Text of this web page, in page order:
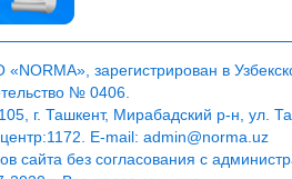
зарегистрирован в
№ 0406.
г. Ташкент, Мирабадский р-н, ул.
E-mail: admin@norma.uz
сайта без согласования с